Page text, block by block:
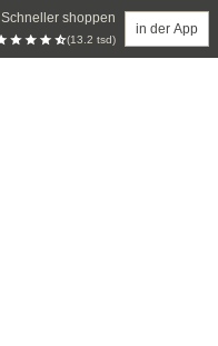
Schneller shoppen
(13.2 tsd)
in der App